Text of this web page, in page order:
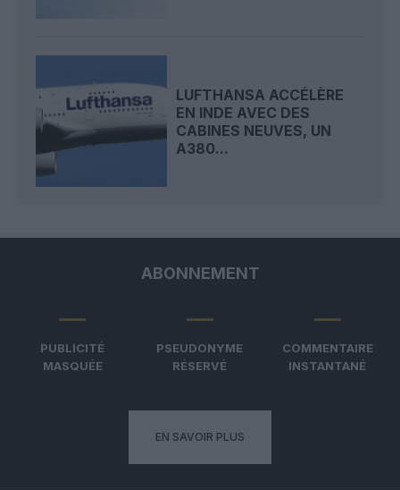
LUFTHANSA ACCÉLÈRE
EN INDE AVEC DES
CABINES NEUVES, UN
A380...
ABONNEMENT
PUBLICITÉ
MASQUÉE
PSEUDONYME
RÉSERVÉ
COMMENTAIRE
INSTANTANÉ
EN SAVOIR PLUS